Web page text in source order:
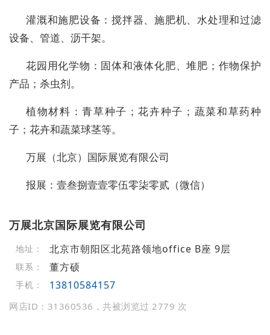
灌溉和施肥设备：搅拌器、施肥机、水处理和过滤
设备、管道、沥干架。
花园用化学物：固体和液体化肥、堆肥；作物保护
产品；杀虫剂。
植物材料：青草种子；花卉种子；蔬菜和草药种
子；花卉和蔬菜球茎等。
万展（北京）国际展览有限公司
报展：壹叁捌壹壹零伍零柒零贰（微信）
万展北京国际展览有限公司
地址： 北京市朝阳区北苑路领地office B座 9层
联系： 董方硕
手机： 13810584157
网店ID：31360536，共被浏览过 2779 次